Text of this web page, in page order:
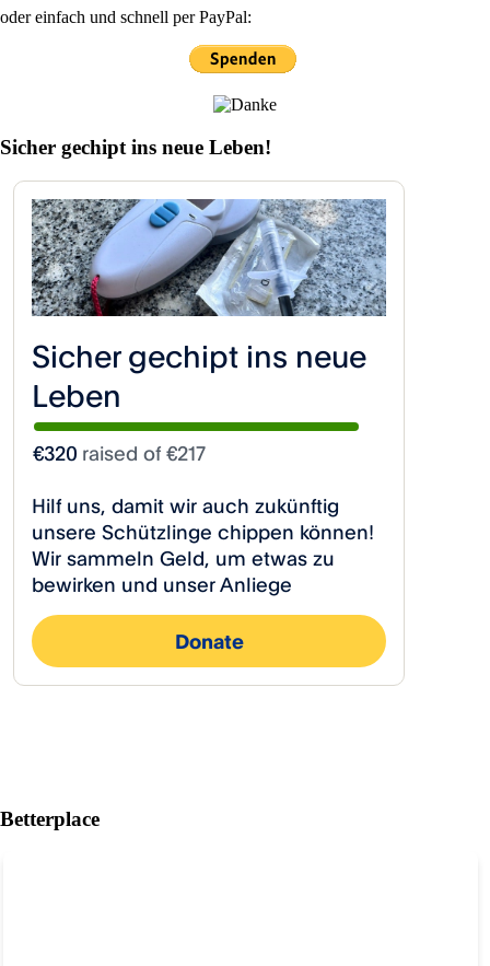
oder einfach und schnell per PayPal:
Sicher gechipt ins neue Leben!
Betterplace